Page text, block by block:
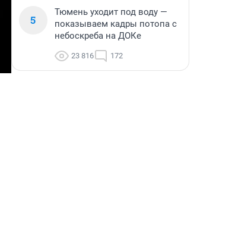
5
Тюмень уходит под воду —
показываем кадры потопа с
небоскреба на ДОКе
23 816 172